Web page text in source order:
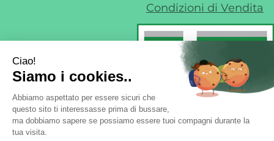
Condizioni di Vendita